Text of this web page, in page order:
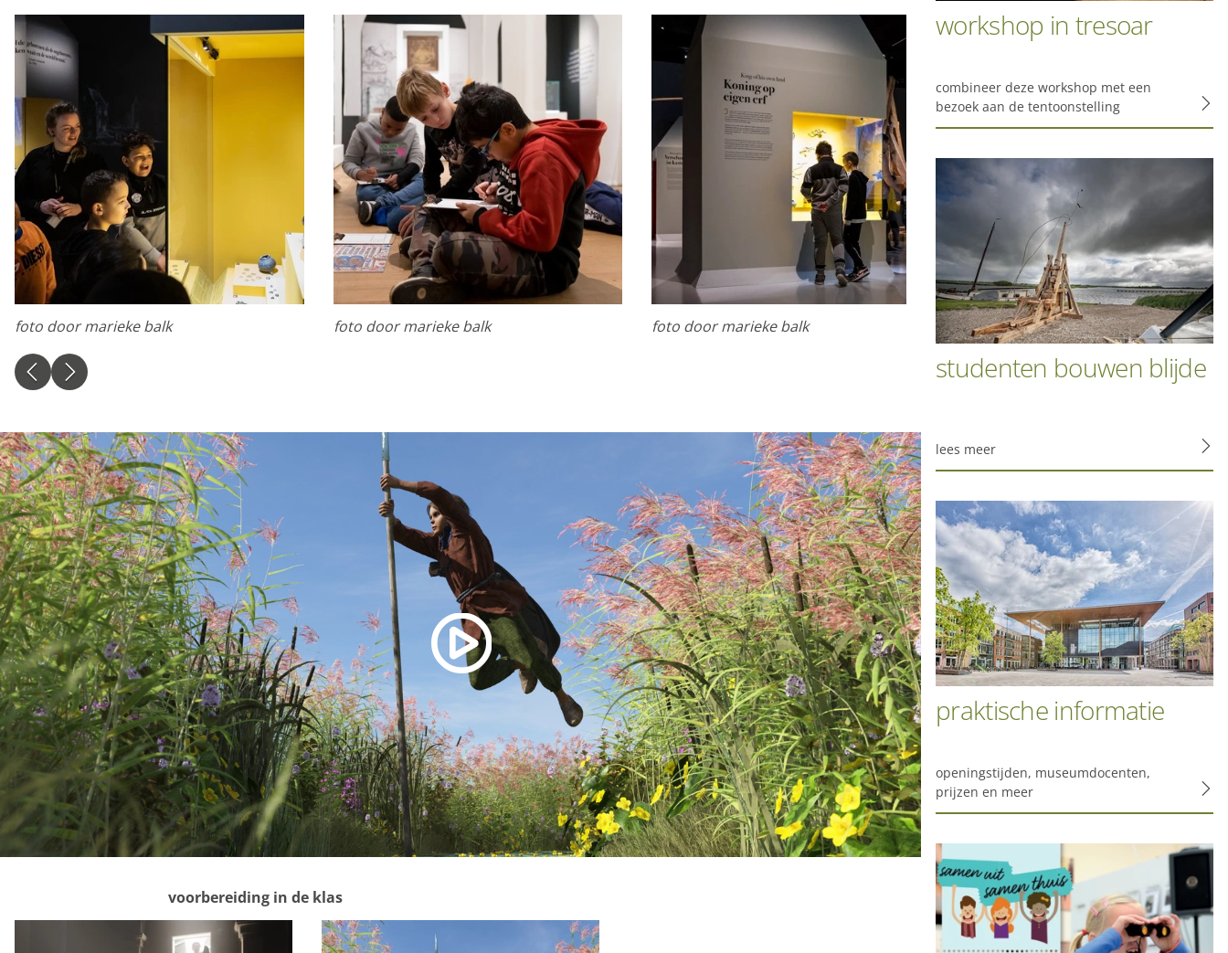
foto door marieke balk foto door marieke balk foto door marieke balk foto door marieke balk
voorbereiding in de klas
workshop in tresoar
combineer deze workshop met een
bezoek aan de tentoonstelling
studenten bouwen blijde
lees meer
praktische informatie
openingstijden, museumdocenten,
prijzen en meer
Privacy opties
Dankzij cookies hoef je niet steeds dezelfde informatie in te voeren wanneer je onze site bekijkt. Ze
geven ons ook inzicht hoe je onze site bekijkt. Zo kunnen wij deze steeds beter maken.
Functionele cookies
Analytische cookies
Met de analyserende cookies doen we kennis op. Deze informatie gebruiken we om onze sites elke dag
weer een beetje beter te maken. Het bezoekgedrag wordt anoniem in beeld gebracht. Maakt opslag
mogelijk die de functionaliteit van de website of app ondersteunt, bijvoorbeeld taalinstellingen. Maakt
opslag mogelijk, zoals cookies (web) of apparaatidentificatoren (apps), gerelateerd aan analyse,
bijvoorbeeld bezoekduur.
Analytische cookies
Marketing cookies
We gebruiken marketingcookies om je aanbiedingen te sturen waar je ook écht op zit te wachten. Die
aanbiedingen baseren we op wat je op de website bekijkt of op jouw persoonlijke interesses. We maken
ook gebruik van cookies van YouTube, Facebook en Instagram, zodat je filmpjes en informatie kunt
delen met je vrienden via social media. Maakt opslag mogelijk, zoals cookies (web) of
apparaatidentificatoren (apps), gerelateerd aan reclame.
Marketing cookies
We gebruiken marketingcookies voor personalisatie, waarmee we jou de meest relevante advertenties
kunnen tonen. Die aanbiedingen baseren we op wat je op de website bekijkt of op jouw persoonlijke